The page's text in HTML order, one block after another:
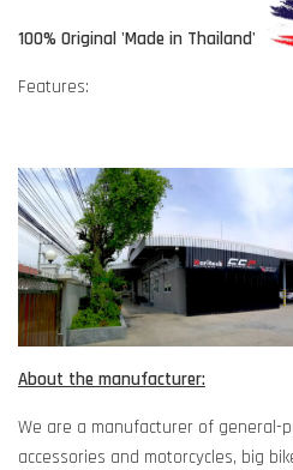
100% Original 'Made in Thailand'
Features:
About the manufacturer:
We are a manufacturer of general-
accessories and motorcycles, big